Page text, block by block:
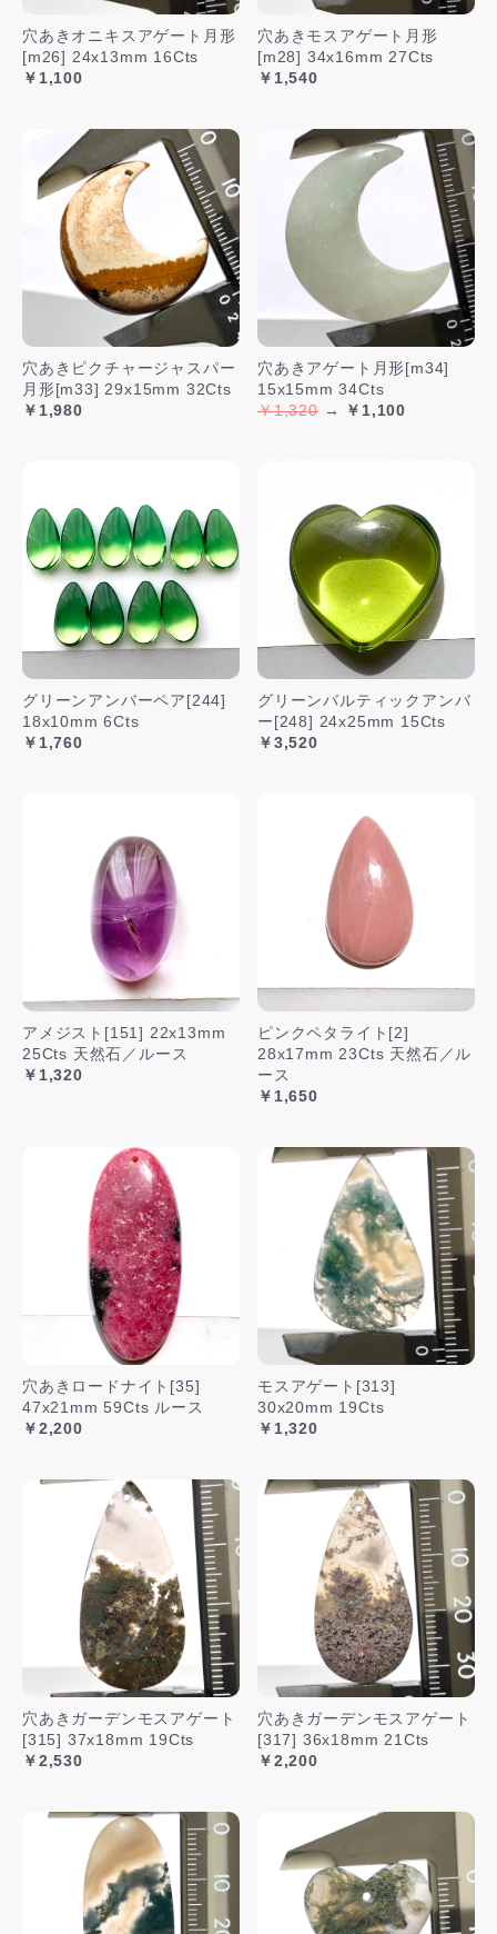
穴あきオニキスアゲート月形
[m26] 24x13mm 16Cts
￥1,100
穴あきモスアゲート月形
[m28] 34x16mm 27Cts
￥1,540
穴あきピクチャージャスパー
月形[m33] 29x15mm 32Cts
￥1,980
穴あきアゲート月形[m34]
15x15mm 34Cts
￥1,320→ ￥1,100
グリーンアンバーペア[244]
18x10mm 6Cts
￥1,760
グリーンバルティックアンバ
ー[248] 24x25mm 15Cts
￥3,520
アメジスト[151] 22x13mm
25Cts 天然石／ルース
￥1,320
ピンクペタライト[2]
28x17mm 23Cts 天然石／ル
ース
￥1,650
穴あきロードナイト[35]
47x21mm 59Cts ルース
￥2,200
モスアゲート[313]
30x20mm 19Cts
￥1,320
穴あきガーデンモスアゲート
[315] 37x18mm 19Cts
￥2,530
穴あきガーデンモスアゲート
[317] 36x18mm 21Cts
￥2,200